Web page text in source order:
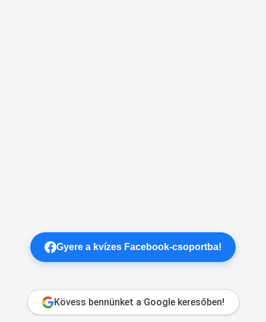
Gyere a kvízes Facebook-csoportba!
Kövess bennünket a Google keresőben!